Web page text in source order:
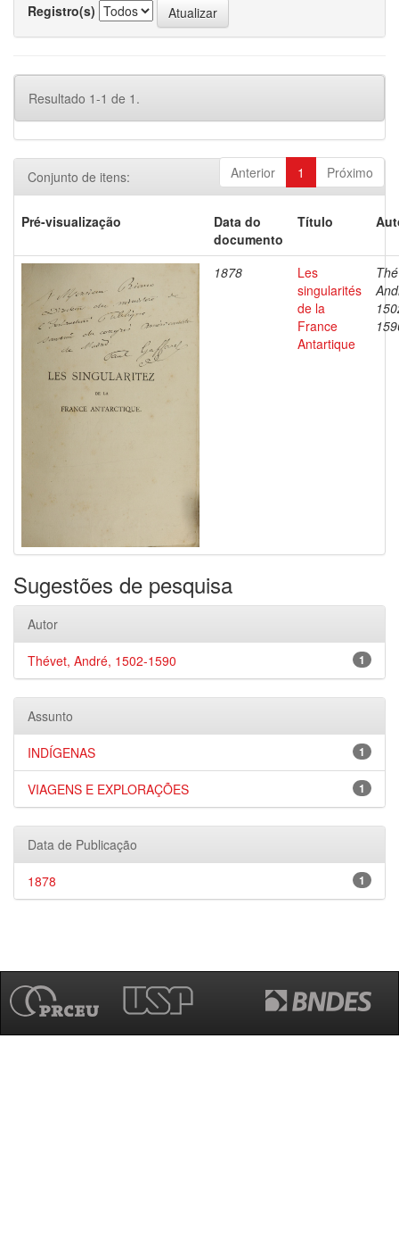
Registro(s)
Resultado 1-1 de 1.
Anterior 1 Próximo
Conjunto de itens:
Pré-visualização
Data do
documento
Título
1878
Les
singularités
de la
France
Antartique
Sugestões de pesquisa
Autor
1
Thévet, André, 1502-1590
Assunto
1
INDÍGENAS
1
VIAGENS E EXPLORAÇÕES
Data de Publicação
1
1878